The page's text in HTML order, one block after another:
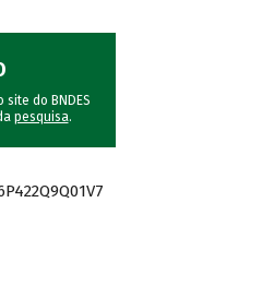
do BNDES
pesquisa.